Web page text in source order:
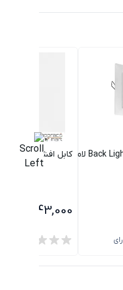
رای
کابل افشان 2x16 لوشان
1,343,000